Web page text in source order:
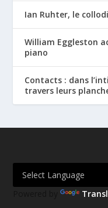
Ian Ruhter, le
William Eggleston
piano
Contacts : dans
travers leurs
Powered by